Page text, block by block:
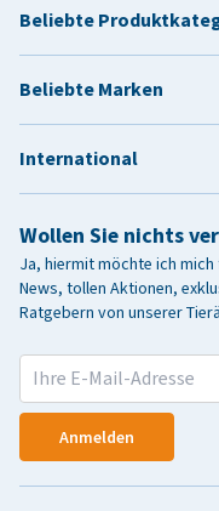
Wollen Sie nichts
Ja, hiermit möchte ich
News, tollen Aktionen,
Ratgebern von unserer
Anmelden
Beliebte
Beliebte Marken
International